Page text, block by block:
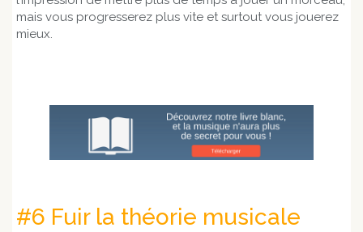
mais vous progresserez plus vite et surtout vous jouerez
mieux.
#6 Fuir la théorie musicale